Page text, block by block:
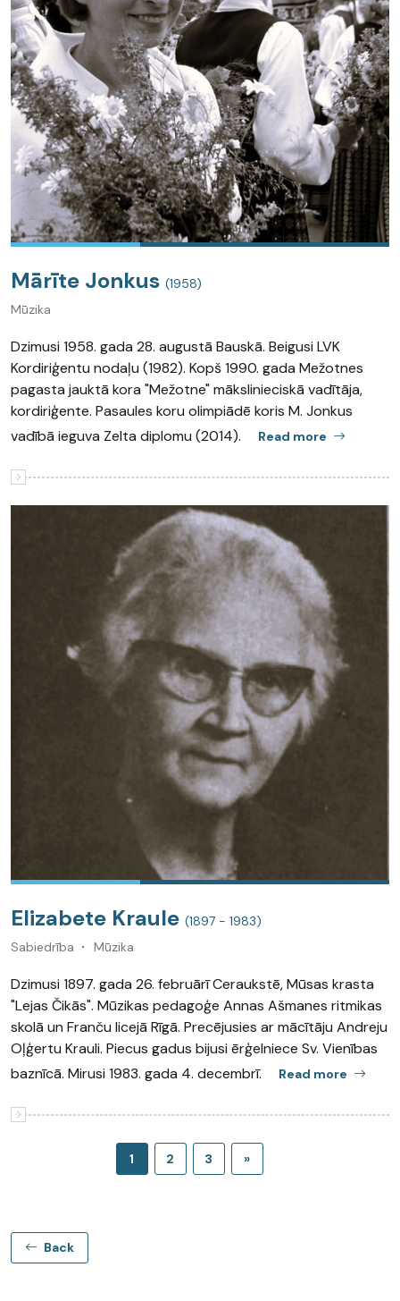
Mārīte Jonkus (1958)
Mūzika
Dzimusi 1958. gada 28. augustā Bauskā. Beigusi LVK
Kordiriģentu nodaļu (1982). Kopš 1990. gada Mežotnes
pagasta jauktā kora "Mežotne" mākslinieciskā vadītāja,
kordiriģente. Pasaules koru olimpiādē koris M. Jonkus
vadībā ieguva Zelta diplomu (2014).
Read more
Elizabete Kraule (1897 - 1983)
Sabiedrība
Mūzika
Dzimusi 1897. gada 26. februārī Ceraukstē, Mūsas krasta
"Lejas Čikās". Mūzikas pedagoģe Annas Ašmanes ritmikas
skolā un Franču licejā Rīgā. Precējusies ar mācītāju Andreju
Oļģertu Krauli. Piecus gadus bijusi ērģelniece Sv. Vienības
baznīcā. Mirusi 1983. gada 4. decembrī.
Read more
1 2 3 »
Back